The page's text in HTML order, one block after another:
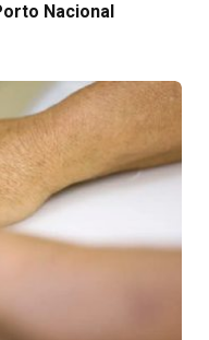
Nacional